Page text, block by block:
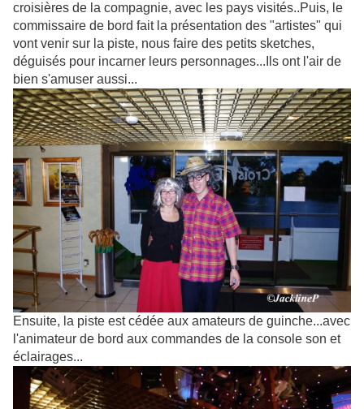
croisières de la compagnie, avec les pays visités..Puis, le
commissaire de bord fait la présentation des "artistes" qui
vont venir sur la piste, nous faire des petits sketches,
déguisés pour incarner leurs personnages...Ils ont l'air de
bien s'amuser aussi...
Ensuite, la piste est cédée aux amateurs de guinche...avec
l'animateur de bord aux commandes de la console son et
éclairages...